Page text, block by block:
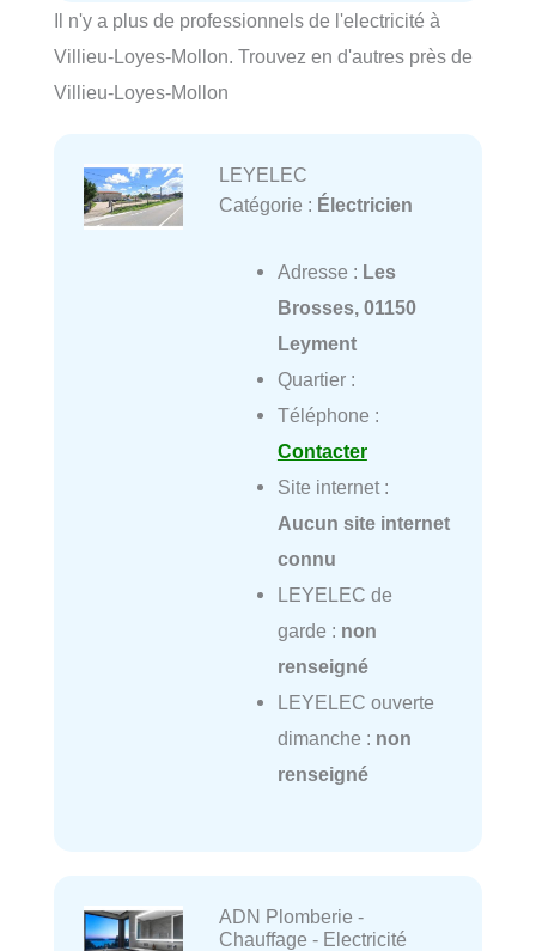
Il n'y a plus de professionnels de l'electricité à
Villieu-Loyes-Mollon. Trouvez en d'autres près de
Villieu-Loyes-Mollon
LEYELEC
Catégorie : Électricien
Adresse : Les
Brosses, 01150
Leyment
Quartier :
Téléphone :
Contacter
Site internet :
Aucun site internet
connu
LEYELEC de
garde : non
renseigné
LEYELEC ouverte
dimanche : non
renseigné
ADN Plomberie -
Chauffage - Electricité